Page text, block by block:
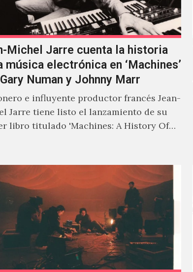
Michel Jarre cuenta la historia
música electrónica en ‘Machines’
Numan y Johnny Marr
e influyente productor francés Jean-
Jarre tiene listo el lanzamiento de su
libro titulado 'Machines: A History Of